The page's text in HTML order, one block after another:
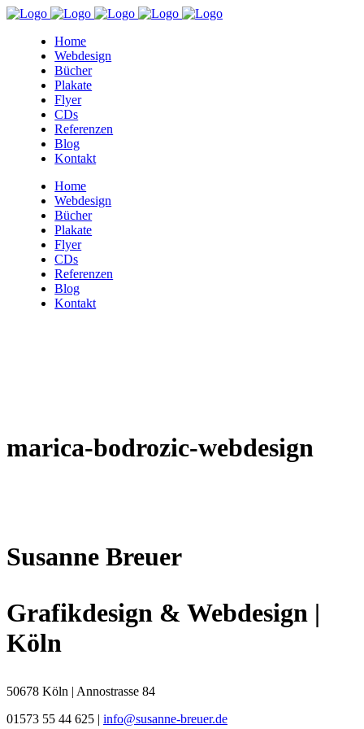
Home
Webdesign
Bücher
Plakate
Flyer
CDs
Referenzen
Blog
Kontakt
Home
Webdesign
Bücher
Plakate
Flyer
CDs
Referenzen
Blog
Kontakt
marica-bodrozic-webdesign
Susanne Breuer
Grafikdesign & Webdesign |
Köln
50678 Köln | Annostrasse 84
01573 55 44 625 | info@susanne-breuer.de